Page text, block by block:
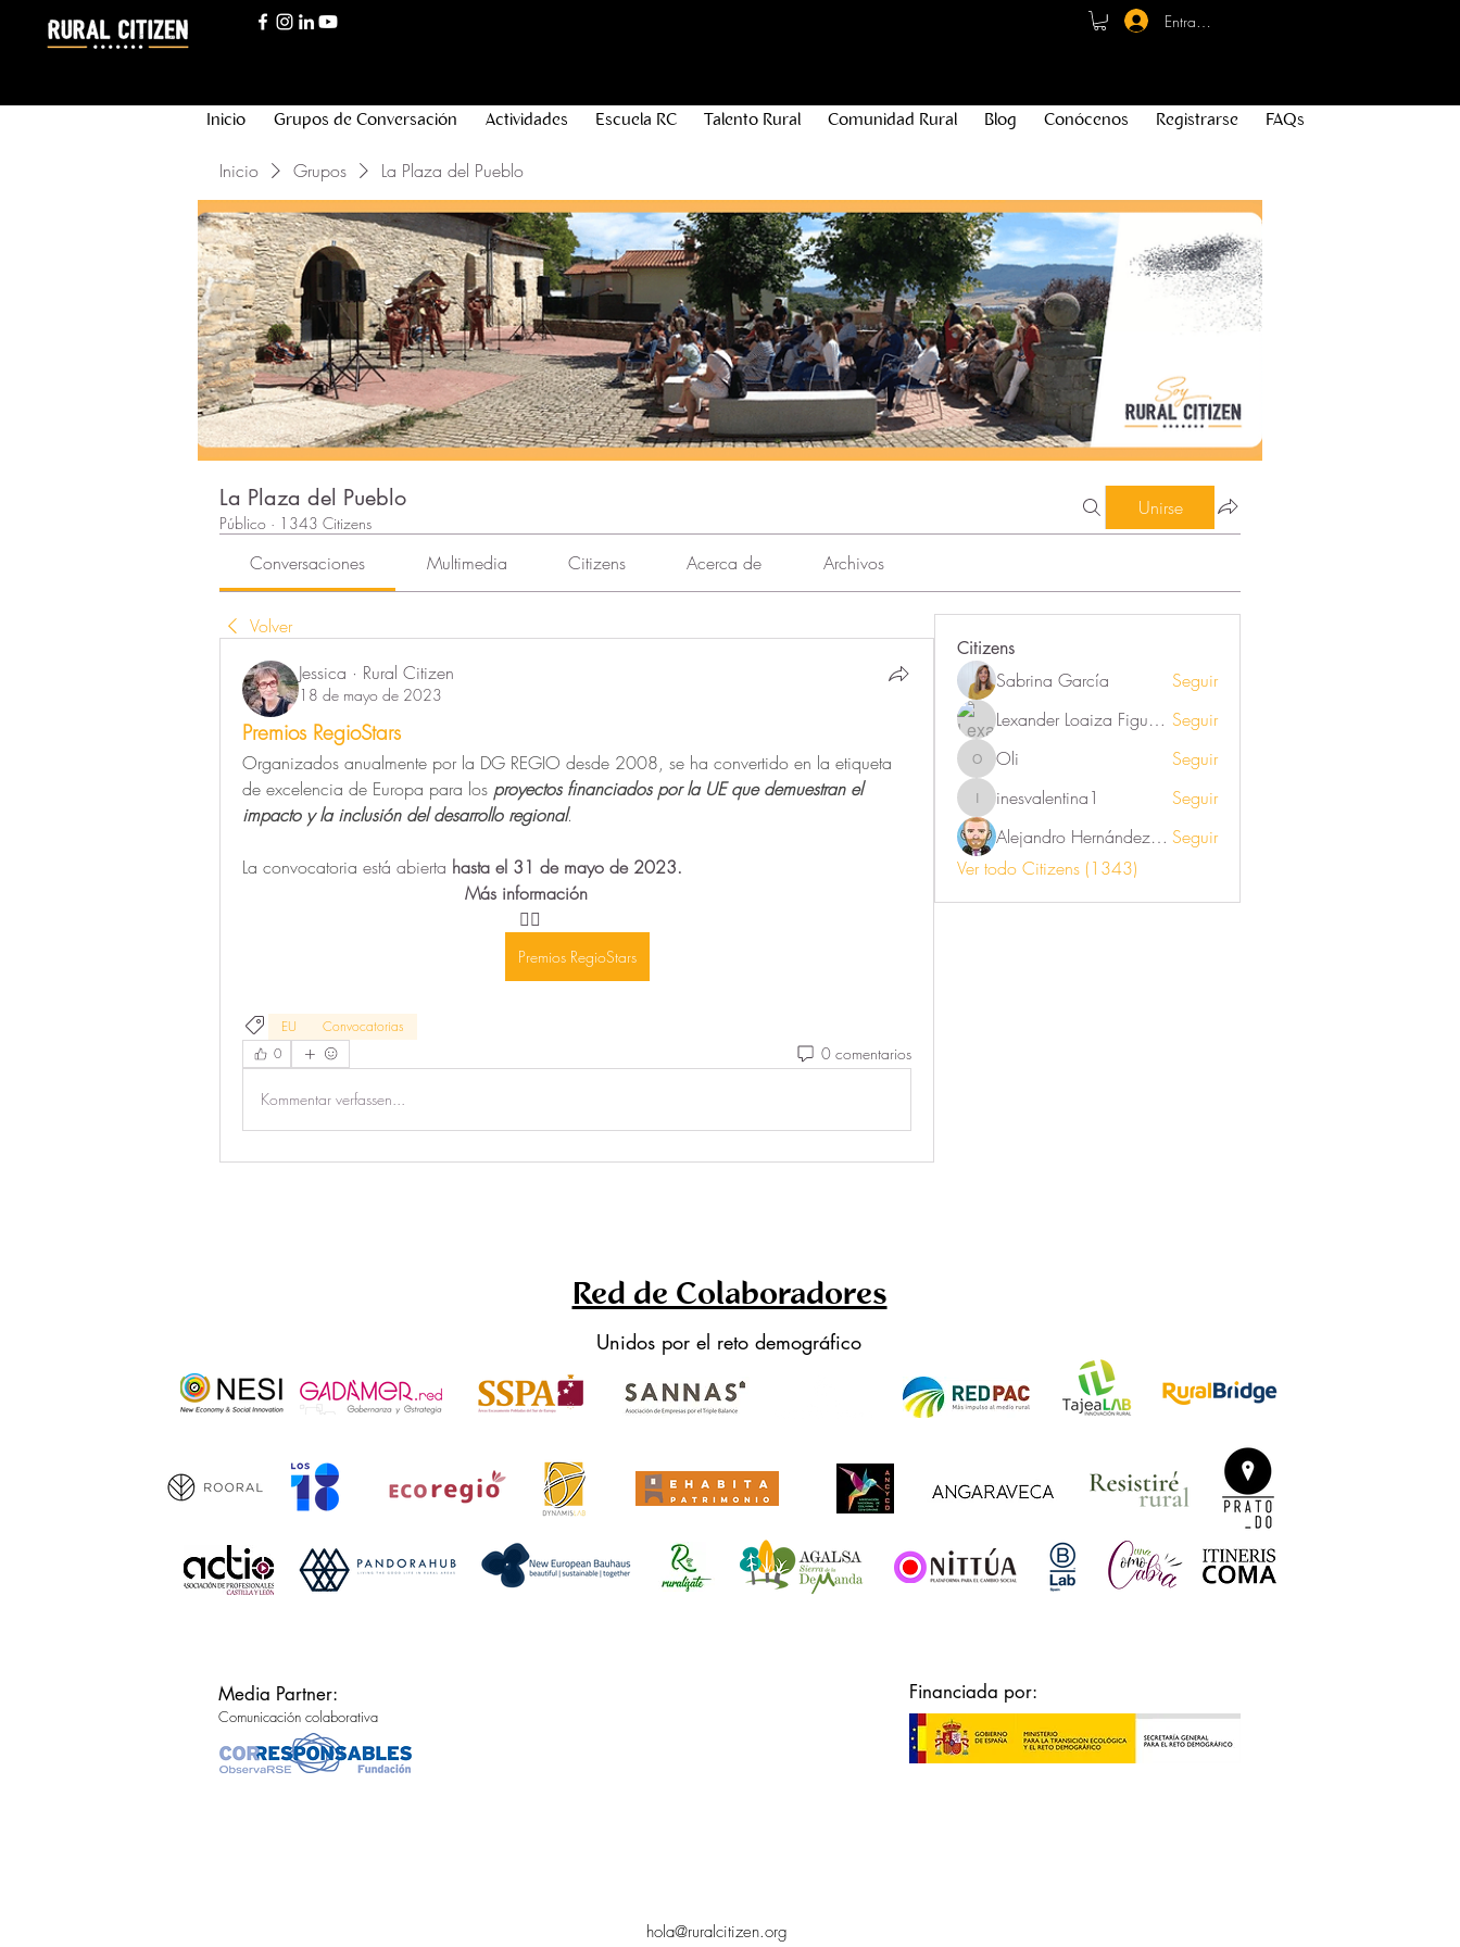
Entrar - Registro
Inicio Grupos de Conversación Actividades Escuela RC Talento Rural Comunidad Rural Blog Conócenos Registrarse FAQs
Inicio Grupos La Plaza del Pueblo
La Plaza del Pueblo
Público · 1343 Citizens
Unirse
Conversaciones Multimedia Citizens Acerca de Archivos
Volver
Jessica · Rural Citizen
18 de mayo de 2023
Premios RegioStars
Organizados anualmente por la DG REGIO desde 2008, se ha convertido en la etiqueta
de excelencia de Europa para los proyectos financiados por la UE que demuestran el
impacto y la inclusión del desarrollo regional.
La convocatoria está abierta hasta el 31 de mayo de 2023.
                                         Más información
👇🏻
Premios RegioStars
EU
Convocatorias
0
0 comentarios
Kommentar verfassen...
Citizens
Sabrina García
Seguir
Lexander Loaiza Figueroa Seguir
Oli Oli Seguir
inesvalentina1
inesvalentina1
Seguir
Alejandro Hernández Renner Seguir
Ver todo Citizens (1343)
Red de Colaboradores
Unidos por el reto demográfico
Media Partner:
Comunicación colaborativa
Financiada por:
hola@ruralcitizen.org